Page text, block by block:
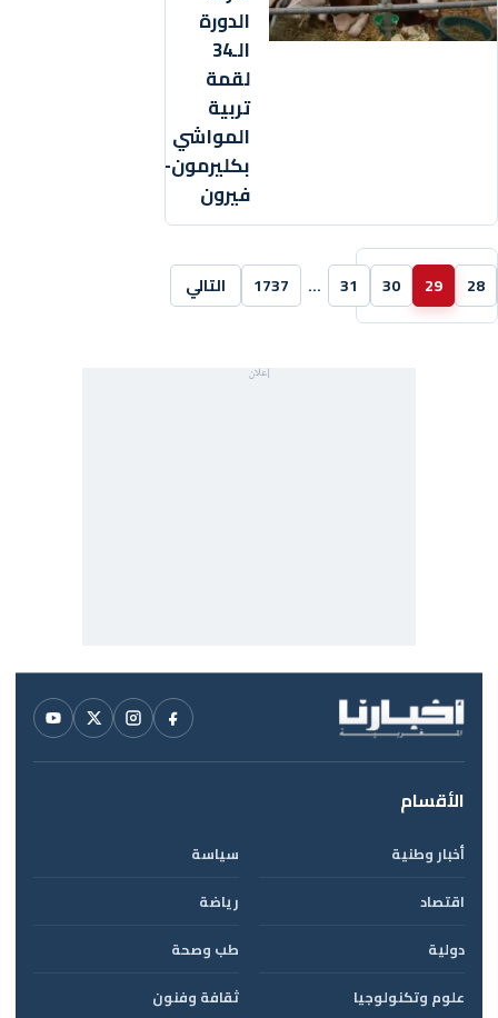
الدورة
الـ34
لقمة
تربية
المواشي
بكليرمون-
فيرون
28
29
30
31
…
1737 التالي
الأقسام
أخبار وطنية
سياسة
اقتصاد
رياضة
دولية
طب وصحة
علوم وتكنولوجيا
ثقافة وفنون